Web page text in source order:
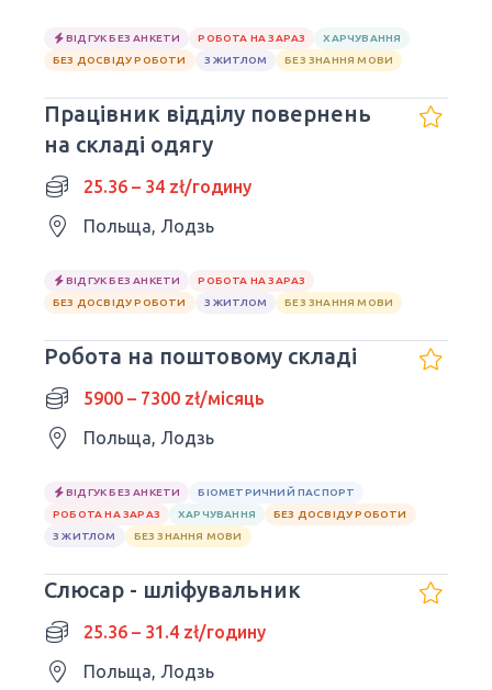
ВІДГУК БЕЗ АНКЕТИ РОБОТА НА ЗАРАЗ
ХАРЧУВАННЯ
БЕЗ ДОСВІДУ РОБОТИ
З ЖИТЛОМ БЕЗ ЗНАННЯ МОВИ
Працівник відділу повернень
на складі одягу
25.36 – 34 zł/годину
Польща, Лодзь
ВІДГУК БЕЗ АНКЕТИ
РОБОТА НА ЗАРАЗ
БЕЗ ДОСВІДУ РОБОТИ
З ЖИТЛОМ БЕЗ ЗНАННЯ МОВИ
Робота на поштовому складі
5900 – 7300 zł/місяць
Польща, Лодзь
ВІДГУК БЕЗ АНКЕТИ
БІОМЕТРИЧНИЙ ПАСПОРТ
РОБОТА НА ЗАРАЗ
ХАРЧУВАННЯ
БЕЗ ДОСВІДУ РОБОТИ
З ЖИТЛОМ
БЕЗ ЗНАННЯ МОВИ
Слюсар - шліфувальник
25.36 – 31.4 zł/годину
Польща, Лодзь